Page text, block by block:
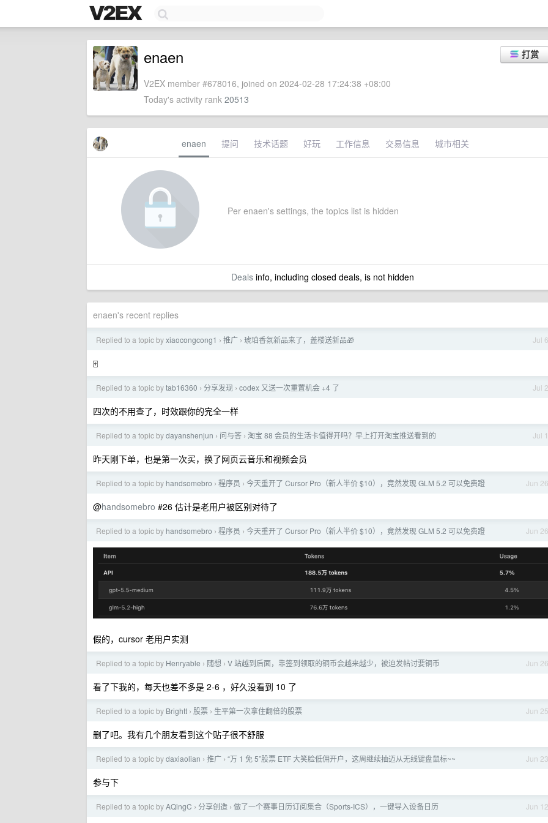
打赏
enaen
V2EX member #678016, joined on 2024-02-28 17:24:38 +08:00
Today's activity rank 20513
enaen 提问 技术话题 好玩 工作信息 交易信息 城市相关
Per enaen's settings, the topics list is hidden
Dealsinfo, including closed deals, is not hidden
enaen's recent replies
Jul 6
Replied to a topic byxiaocongcong1 › 推广 › 琥珀香氛新品来了，盖楼送新品🎁
🀄️
Jul 2
Replied to a topic bytab16360 › 分享发现 › codex 又送一次重置机会 +4 了
四次的不用查了，时效跟你的完全一样
Jul 1
Replied to a topic bydayanshenjun › 问与答 › 淘宝 88 会员的生活卡值得开吗？早上打开淘宝推送看到的
昨天刚下单，也是第一次买，换了网页云音乐和视频会员
Jun 26
Replied to a topic by handsomebro › 程序员 › 今天重开了 Cursor Pro（新人半价 $10），竟然发现 GLM 5.2 可以免费蹬
@handsomebro #26 估计是老用户被区别对待了
Jun 26
Replied to a topic by handsomebro › 程序员 › 今天重开了 Cursor Pro（新人半价 $10），竟然发现 GLM 5.2 可以免费蹬
假的，cursor 老用户实测
Jun 26
Replied to a topic by Henryable › 随想 › V 站越到后面，靠签到领取的铜币会越来越少，被迫发帖讨要铜币
看了下我的，每天也差不多是 2-6 ，好久没看到 10 了
Jun 25
Replied to a topic by Brightt › 股票 › 生平第一次拿住翻倍的股票
删了吧。我有几个朋友看到这个贴子很不舒服
Jun 23
Replied to a topic bydaxiaolian › 推广 › “万 1 免 5”股票 ETF 大笑脸低佣开户，这周继续抽迈从无线键盘鼠标~~
参与下
Jun 12
Replied to a topic byAQingC › 分享创造 › 做了一个赛事日历订阅集合（Sports-ICS），一键导入设备日历